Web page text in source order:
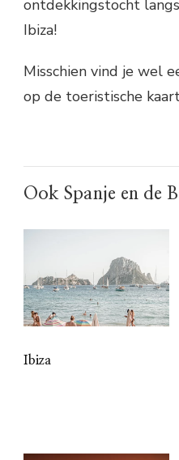
ontdekkingstocht
Ibiza!
Misschien vind je wel
op de toeristische
Ook Spanje en de
Ibiza